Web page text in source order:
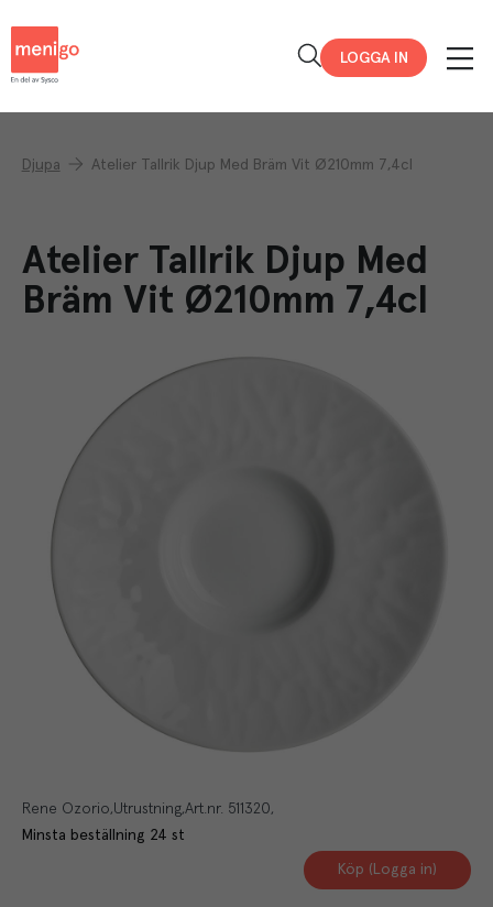
LOGGA IN
Djupa Atelier Tallrik Djup Med Bräm Vit Ø210mm 7,4cl
Atelier Tallrik Djup Med
Bräm Vit Ø210mm 7,4cl
Rene Ozorio Utrustning Art.nr. 511320
Minsta beställning 24 st
Köp (Logga in)